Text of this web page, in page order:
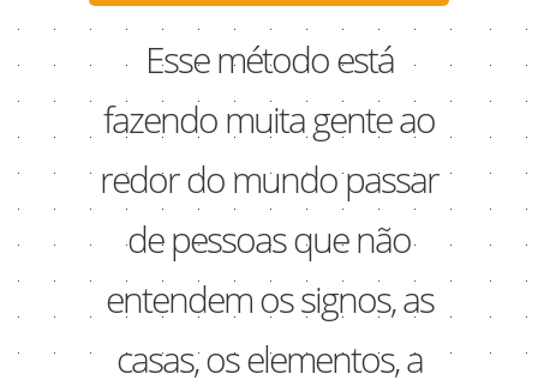
Esse método está
fazendo muita gente ao
redor do mundo passar
de pessoas que não
entendem os signos, as
casas, os elementos, a